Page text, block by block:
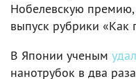
Нобелевскую премию,
выпуск рубрики «Как
В Японии ученым
нанотрубок в два